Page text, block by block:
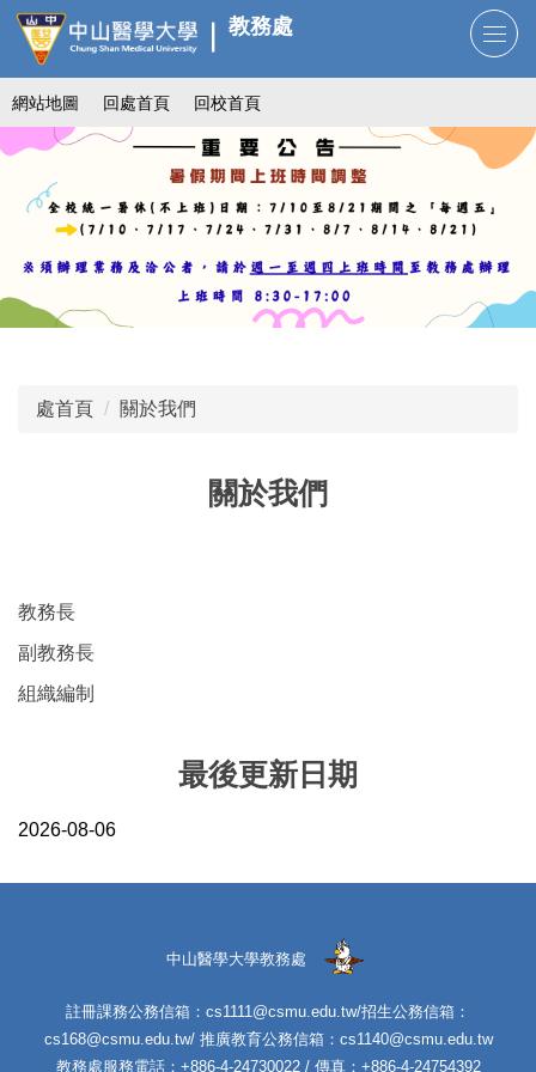
跳
到
主
要
內
容
教務處
網站地圖 回處首頁 回校首頁
處首頁 關於我們
關於我們
教務長
副教務長
組織編制
最後更新日期
2026-08-06
中山醫學大學教務處
註冊課務公務信箱：cs1111@csmu.edu.tw/招生公務信箱：
cs168@csmu.edu.tw/ 推廣教育公務信箱：cs1140@csmu.edu.tw
教務處服務電話：+886-4-24730022 / 傳真：+886-4-24754392